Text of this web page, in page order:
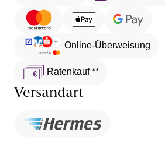
Online-Überweisung
Ratenkauf **
Versandart